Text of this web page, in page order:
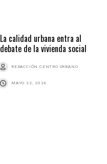
La calidad urbana entra al
debate de la vivienda social
REDACCIÓN CENTRO URBANO
MAYO 22, 2026